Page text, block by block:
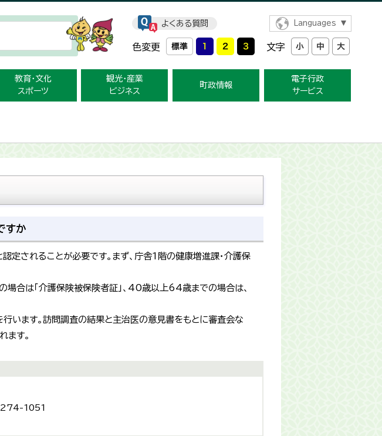
よくある質問 Languages
色変更 文字
教育・文化
スポーツ
観光・産業
ビジネス
町政情報
電子行政
サービス
すか
定されることが必要です。まず、庁舎1階の健康増進課・介護保
合は「介護保険被保険者証」、40歳以上64歳までの場合は、
います。訪問調査の結果と主治医の意見書をもとに審査会な
ます。
274-1051